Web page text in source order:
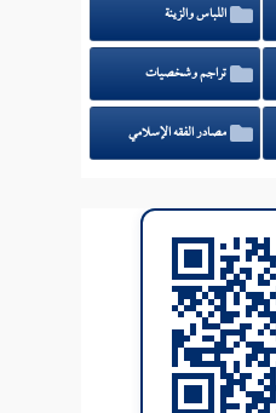
اللباس والزينة
تراجم وشخصيات
مصادر الفقه الإسلامي